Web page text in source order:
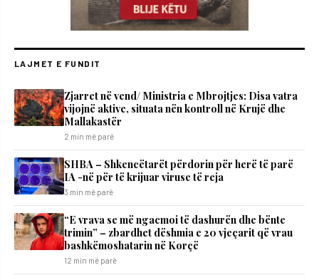
LAJMET E FUNDIT
Zjarret në vend/ Ministria e Mbrojtjes: Disa vatra
vijojnë aktive, situata nën kontroll në Krujë dhe
Mallakastër
2 min më parë
SHBA – Shkencëtarët përdorin për herë të parë
IA -në për të krijuar viruse të reja
3 min më parë
“E vrava se më ngacmoi të dashurën dhe bënte
trimin” – zbardhet dëshmia e 20 vjeçarit që vrau
bashkëmoshatarin në Korçë
12 min më parë